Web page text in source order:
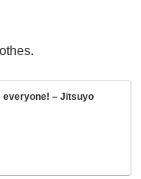
everyone! – Jitsuyo